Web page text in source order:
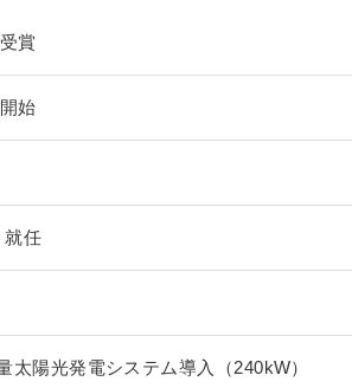
賞
始
任
太陽光発電システム導入（240kW）